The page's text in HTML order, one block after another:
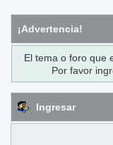
¡Advertencia!
El tema o foro que
Por favor
Ingresar